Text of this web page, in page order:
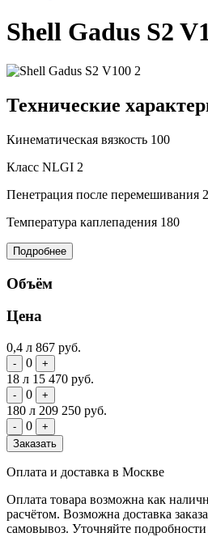
Shell Gadus S2
Технические
Кинематическая вязкость 100
Класс NLGI 2
Пенетрация после перемешивания
Температура каплепадения 180
Подробнее
Объём
Цена
0,4 л 867 руб.
- 0 +
18 л 15 470 руб.
- 0 +
180 л 209 250 руб.
- 0
+
Заказать
Оплата и доставка в Москве
Оплата товара возможна как
расчётом. Возможна доставка
самовывоз. Уточняйте